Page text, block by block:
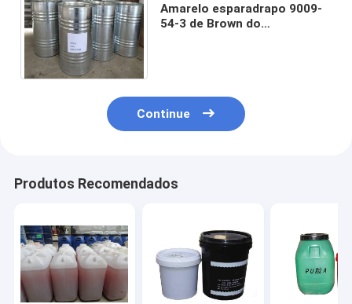
Amarelo esparadrapo 9009-
54-3 de Brown do
Continue
Produtos Recomendados